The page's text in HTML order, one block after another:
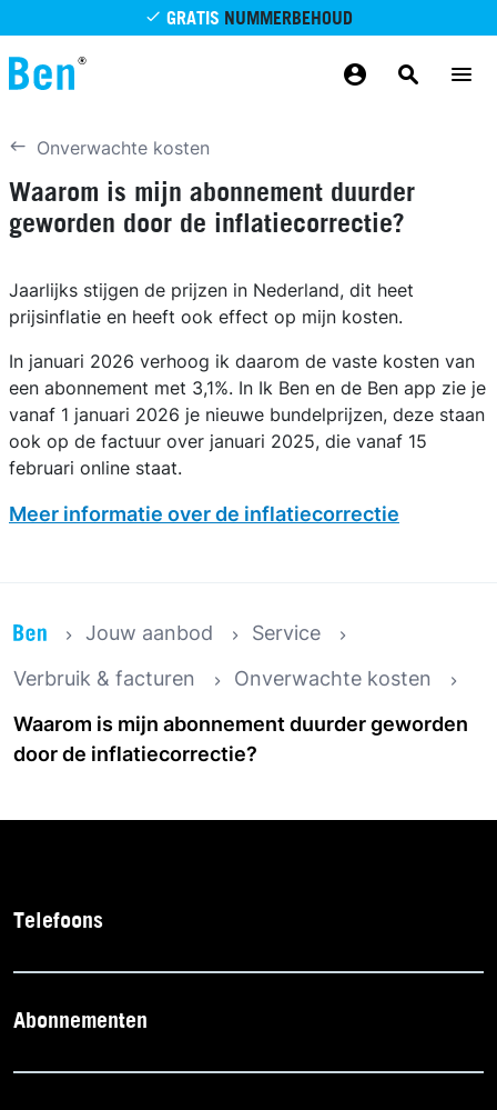
Overslaan en naar de inhoud gaan
GRATIS NUMMERBEHOUD
Onverwachte kosten
Waarom is mijn abonnement duurder
geworden door de inflatiecorrectie?
Jaarlijks stijgen de prijzen in Nederland, dit heet
prijsinflatie en heeft ook effect op mijn kosten.
In januari 2026 verhoog ik daarom de vaste kosten van
een abonnement met 3,1%. In Ik Ben en de Ben app zie je
vanaf 1 januari 2026 je nieuwe bundelprijzen, deze staan
ook op de factuur over januari 2025, die vanaf 15
februari online staat.
Meer informatie over de inflatiecorrectie
Jouw aanbod
Service
Verbruik & facturen
Onverwachte kosten
Waarom is mijn abonnement duurder geworden
door de inflatiecorrectie?
Telefoons
Abonnementen